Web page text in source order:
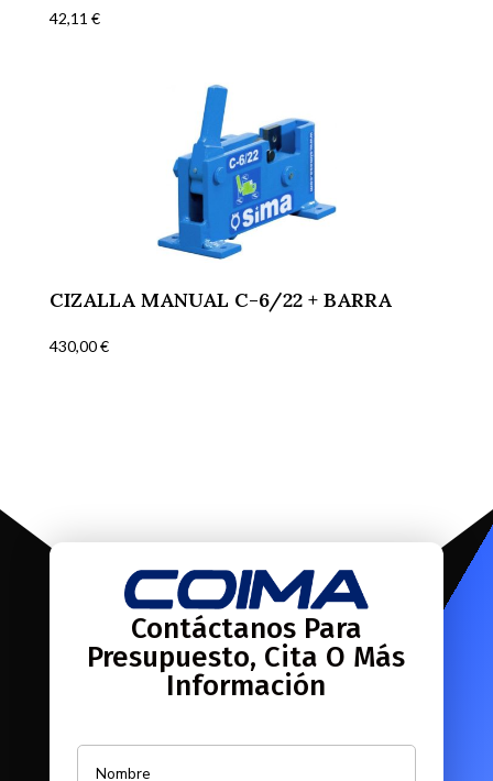
42,11 €
CIZALLA MANUAL C-6/22 + BARRA
430,00€
Contáctanos Para
Presupuesto, Cita O Más
Información